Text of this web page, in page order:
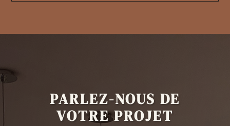
PARLEZ-NOUS DE
VOTRE PROJET